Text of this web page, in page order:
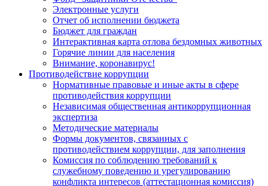
Электронные услуги
Отчет об исполнении бюджета
Бюджет для граждан
Интерактивная карта отлова бездомных животных
Горячие линии для населения
Внимание, коронавирус!
Противодействие коррупции
Нормативные правовые и иные акты в сфере
противодействия коррупции
Независимая общественная антикоррупционная
экспертиза
Методические материалы
Формы документов, связанных с
противодействием коррупции, для заполнения
Комиссия по соблюдению требований к
служебному поведению и урегулированию
конфликта интересов (аттестационная комиссия)